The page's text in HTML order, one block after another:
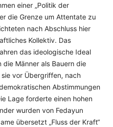
einer „Politik der
die Grenze um Attentate zu
nach Abschluss hier
Kollektiv. Das
das ideologische Ideal
Männer als Bauern die
vor Übergriffen, nach
Abstimmungen
Lage forderte einen hohen
wurden von Fedayun
übersetzt „Fluss der Kraft“